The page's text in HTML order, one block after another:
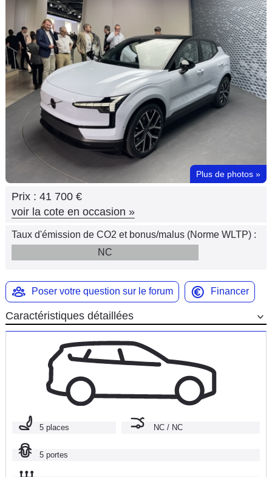
Electriques
Utilitaires
Flottes
Auto
Services
Forum
Marques
Plus de photos »
Prix : 41 700 €
voir la cote en occasion »
Taux d'émission de CO2 et bonus/malus (Norme WLTP) :
NC
Poser votre question sur le forum Financer
Caractéristiques détaillées
5 places NC / NC
5 portes